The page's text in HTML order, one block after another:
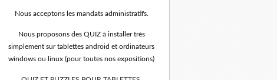
Nous acceptons les mandats administratifs.
Nous proposons des QUIZ à installer très
simplement sur tablettes android et ordinateurs
windows ou linux (pour toutes nos expositions)